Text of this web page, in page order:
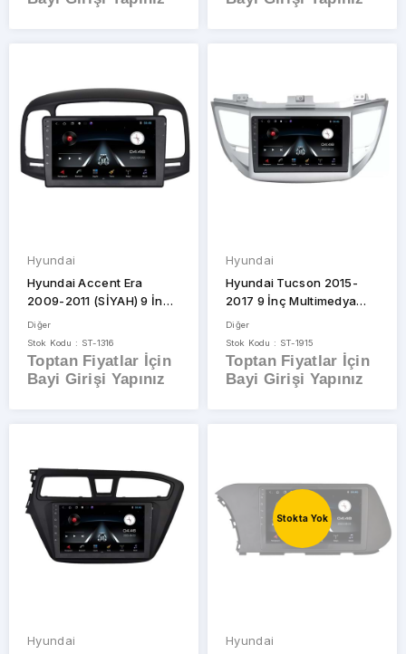
Hyundai
Hyundai Accent Era
2009-2011 (SİYAH) 9 İnç
Oem Multimedya Teyp
Çerçevesi
Diğer
Stok Kodu : ST-1316
Toptan Fiyatlar İçin
Bayi Girişi Yapınız
Hyundai
Hyundai Tucson 2015-
2017 9 İnç Multimedya
Çerçeve
Diğer
Stok Kodu : ST-1915
Toptan Fiyatlar İçin
Bayi Girişi Yapınız
Hyundai
Stokta Yok
Hyundai